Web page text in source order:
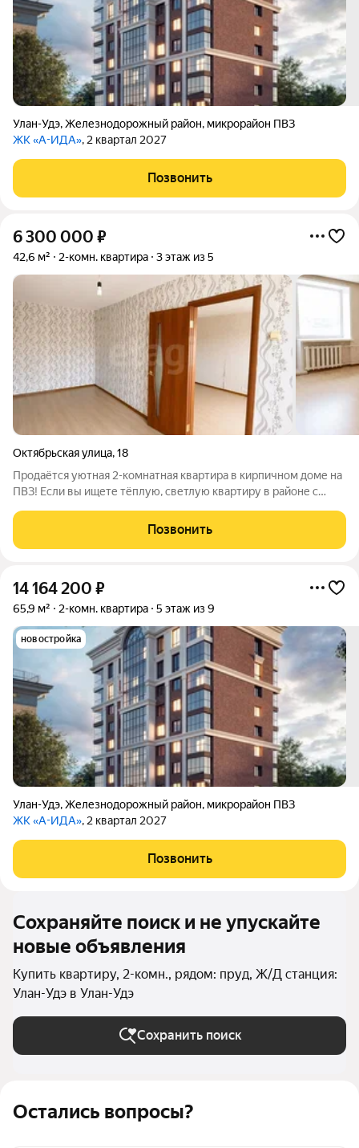
Остались вопросы?
Улан-Удэ,Железнодорожный район, микрорайон ПВЗ
ЖК «А-ИДА», 2 квартал 2027
Позвонить
6 300 000 ₽
42,6 м² 2-комн. квартира 3 этаж из 5
Октябрьская улица,18
Продаётся уютная 2-комнатная квартира в кирпичном доме на
ПВЗ! Если вы ищете тёплую, светлую квартиру в районе с
выбором. Квартира расположена в надёжном кирпичном
доме, который отличается
Позвонить
14 164 200 ₽
65,9 м² 2-комн. квартира 5 этаж из 9
новостройка
Улан-Удэ,Железнодорожный район, микрорайон ПВЗ
ЖК «А-ИДА», 2 квартал 2027
Позвонить
Сохраняйте поиск и не упускайте
новые объявления
Купить квартиру, 2-комн., рядом: пруд, Ж/Д станция:
Улан-Удэ в Улан-Удэ
Сохранить поиск